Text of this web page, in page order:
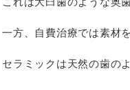
一方、自費治療では素材
セラミックは天然の歯の